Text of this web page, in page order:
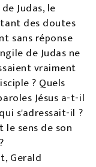
Judas, le
des doutes
sans réponse
de Judas ne
vraiment
? Quels
Jésus a-t-il
s'adressait-il ?
le sens de son
Gerald